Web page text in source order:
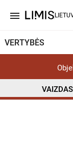
menu
VERTYBĖS
VAIZDAS